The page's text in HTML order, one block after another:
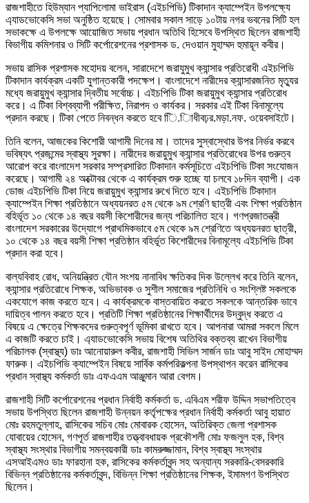
রাজশাহীতে হিউম্যান প্যাপিলোমা ভাইরাস (এইচপিভি) টিকাদান ক্যাম্পেইন উপলক্ষ্যে
এ্যাডভোকেসি সভা অনুষ্ঠিত হয়েছে। সোমবার সকাল সাড়ে ১০টায় নগর ভবনের সিটি হল
সভাকক্ষে এ উপলক্ষে আয়োজিত সভায় প্রধান অতিথি হিসেবে উপস্থিত ছিলেন রাজশাহী
বিভাগীয় কমিশনার ও সিটি কর্পোরেশনের প্রশাসক ড. দেওয়ান মুহাম্মদ হুমায়ূন কবীর।
সভায় রাসিক প্রশাসক মহোদয় বলেন, সারাদেশে জরাযুমুখ ক্যান্সার প্রতিরোধী এইচপিভি
টিকাদান কার্যক্রম একটি যুগান্তকারী পদক্ষেপ। বাংলাদেশে নারীদের ক্যান্সারজনিত মৃত্যুর
মধ্যে জরায়ুমুখ ক্যান্সার দ্বিতীয় সর্বোচ্চ। এইচপিভি টিকা জরায়ুমুখ ক্যান্সার প্রতিরোধ
করে। এ টিকা বিশ্বব্যাপী পরীক্ষিত, নিরাপদ ও কার্যকর। সরকার এই টিকা বিনামূল্যে
প্রদান করছে। টিকা পেতে নিবন্ধন করতে হবে িি.িাধীবঢ়র.মড়া.নফ. ওয়েবসাইটে।
তিনি বলেন, আজকের কিশোরী আগামী দিনের মা। তাদের সুস্বাস্থোর উপর নির্ভর করবে
ভবিষ্যৎ প্রজন্মের স্বাস্থ্য সুরক্ষা। নারীদের জরায়ুমুখ ক্যান্সার প্রতিরোধের উপর গুরুত্ব
আরোপ করে বাংলাদেশ সরকার সম্প্রসারিত টিকাদান কর্মসূচিতে এইচপিভি টিকা সংযোজন
করেছে। আগামী ২৪ অক্টোবর থেকে এ কার্যক্রম শুরু হচ্ছে যা চলবে ১৮দিন ব্যাপী। এক
ডোজ এইচপিভি টিকা নিয়ে জরায়ুমুখ ক্যান্সার রুখে দিতে হবে। এইচপিভি টিকাদান
ক্যাম্পেইন শিক্ষা প্রতিষ্ঠানে অধ্যয়নরত ৫ম থেকে ৯ম শ্রেণি ছাত্রী এবং শিক্ষা প্রতিষ্ঠান
বহির্ভূত ১০ থেকে ১৪ বছর বয়সী কিশোরীদের জন্য পরিচালিত হবে। গণপ্রজাতন্ত্রী
বাংলাদেশ সরকারের উদ্যোগে প্রাথমিকভাবে ৫ম থেকে ৯ম শ্রেণিতে অধ্যয়নরত ছাত্রী,
১০ থেকে ১৪ বছর বয়সী শিক্ষা প্রতিষ্ঠান বহির্ভূত কিশোরীদের বিনামূল্যে এইচপিভি টিকা
প্রদান করা হবে।
বাল্যবিবাহ রোধ, অনিয়ন্ত্রিত যৌন সংশয় নানাবিধ ক্ষতিকর দিক উল্লেখ করে তিনি বলেন,
ক্যান্সার প্রতিরোধে শিক্ষক, অভিভাবক ও সুশীল সমাজের প্রতিনিধি ও সংশ্লিষ্ট সকলকে
একযোগে কাজ করতে হবে। এ কার্যক্রমকে বাস্তবায়িত করতে সকলকে আন্তরিক ভাবে
দায়িত্ব পালন করতে হবে। প্রতিটি শিক্ষা প্রতিষ্ঠানের শিক্ষার্থীদের উদ্বুদ্ধ করতে এ
বিষয়ে এ ক্ষেত্রে শিক্ষকদের গুরুত্বপূর্ণ ভূমিকা রাখতে হবে। আপনারা আমরা সকলে মিলে
এ কাজটি করতে চাই। এ্যাডভোকেসি সভায় বিশেষ অতিথির বক্তব্য রাখেন বিভাগীয়
পরিচালক (স্বাস্থ্য) ডাঃ আনোয়ারুল কবীর, রাজশাহী সিভিল সার্জন ডাঃ আবু সাইদ মোহাম্মদ
ফারুক। এইচপিভি ক্যাম্পেইন বিষয়ে সার্বিক কর্মপরিকল্পনা উপস্থাপন করেন রাসিকের
প্রধান স্বাস্থ্য কর্মকর্তা ডাঃ এফএএম আঞ্জুমান আরা বেগম।
রাজশাহী সিটি কর্পোরেশনের প্রধান নির্বাহী কর্মকর্তা ড. এবিএম শরীফ উদ্দিন সভাপতিত্বে
সভায় উপস্থিত ছিলেন রাজশাহী উন্নয়ন কর্তৃপক্ষের প্রধান নির্বাহী কর্মকর্তা আবু হায়াত
মোঃ রহমতুল্লাহ, রাসিকের সচিব মোঃ মোবারক হোসেন, অতিরিক্ত জেলা প্রশাসক
যোবায়ের হোসেন, গণপূর্ত রাজশাহীর তত্ত্বাবধায়ক প্রকৌশলী মোঃ ফজলুল হক, বিশ্ব
স্বাস্থ্য সংস্থার বিভাগীয় সমন্বয়কারী ডাঃ কামরুজ্জামান, বিশ্ব স্বাস্থ্য সংস্থার
এসআইএমও ডাঃ ফারহানা হক, রাসিকের কর্মকর্তাবৃন্দ সহ অন্যান্য সরকারি-বেসরকারি
বিভিন্ন প্রতিষ্ঠানের কর্মকর্তাবৃন্দ, বিভিন্ন শিক্ষা প্রতিষ্ঠানের শিক্ষক, ইমামগণ উপস্থিত
ছিলেন।